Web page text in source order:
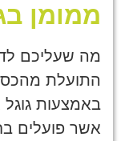
ממומן
מה שעליכם
התועלת
באמצעות
אשר פועלים